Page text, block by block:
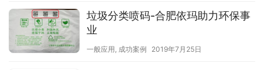
垃圾分类喷码-合肥依玛助力环保事
业
一般应用, 成功案例 2019年7月25日